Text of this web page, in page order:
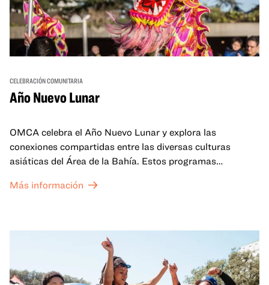
CELEBRACIÓN COMUNITARIA
Año Nuevo Lunar
OMCA celebra el Año Nuevo Lunar y explora las
conexiones compartidas entre las diversas culturas
asiáticas del Área de la Bahía. Estos programas
celebran y honran las tradiciones del Año Nuevo Lunar a
un espacio para que nuestras comunidades AAPI se
reúnan y se eleven mutuamente con círculos de curación
tanto presenciales como virtuales.
Más información